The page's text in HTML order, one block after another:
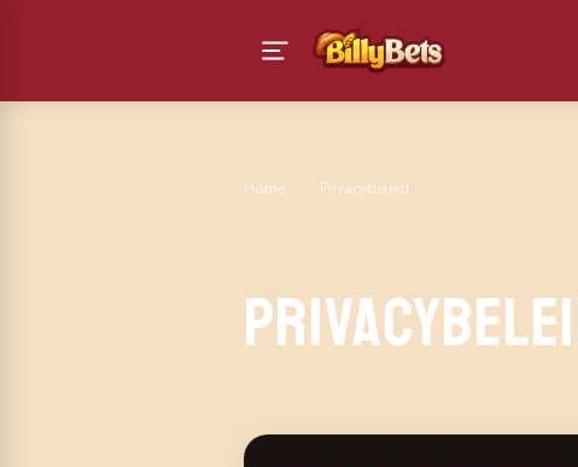
Home Privacybeleid